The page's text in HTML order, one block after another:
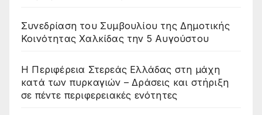
Συνεδρίαση του Συμβουλίου της Δημοτικής
Κοινότητας Χαλκίδας την 5 Αυγούστου
Η Περιφέρεια Στερεάς Ελλάδας στη μάχη
κατά των πυρκαγιών – Δράσεις και στήριξη
σε πέντε περιφερειακές ενότητες